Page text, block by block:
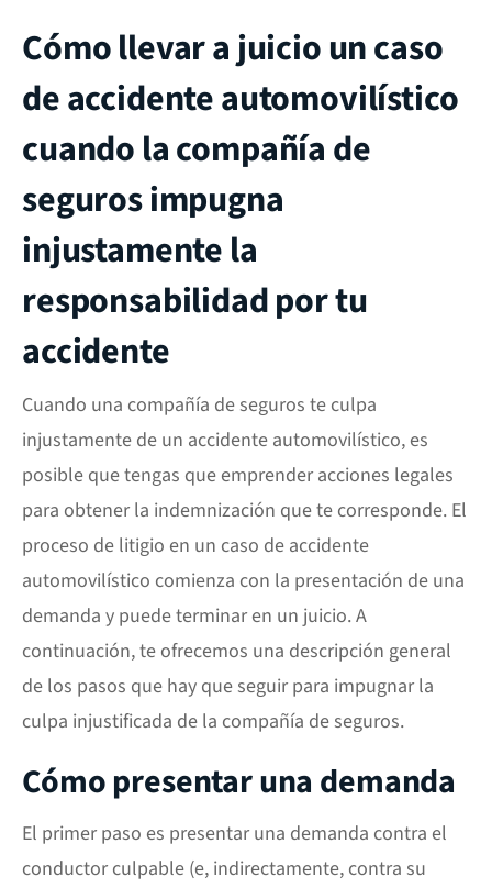
Cómo llevar a juicio un caso
de accidente automovilístico
cuando la compañía de
seguros impugna
injustamente la
responsabilidad por tu
accidente
Cuando una compañía de seguros te culpa
injustamente de un accidente automovilístico, es
posible que tengas que emprender acciones legales
para obtener la indemnización que te corresponde. El
proceso de litigio en un caso de accidente
automovilístico comienza con la presentación de una
demanda y puede terminar en un juicio. A
continuación, te ofrecemos una descripción general
de los pasos que hay que seguir para impugnar la
culpa injustificada de la compañía de seguros.
Cómo presentar una demanda
El primer paso es presentar una demanda contra el
conductor culpable (e, indirectamente, contra su